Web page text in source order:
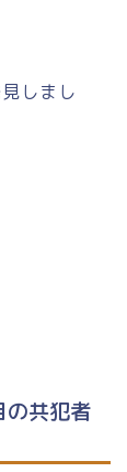
しまし
の共犯者